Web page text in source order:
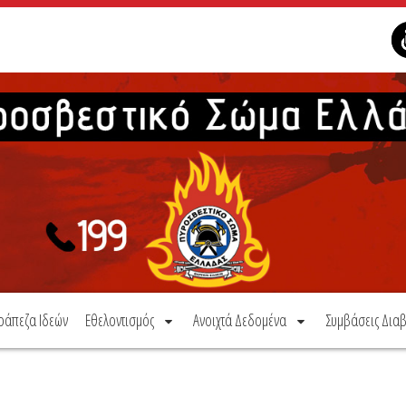
Ιδεών Εθελοντισμός Ανοιχτά Δεδομένα Συμβάσεις